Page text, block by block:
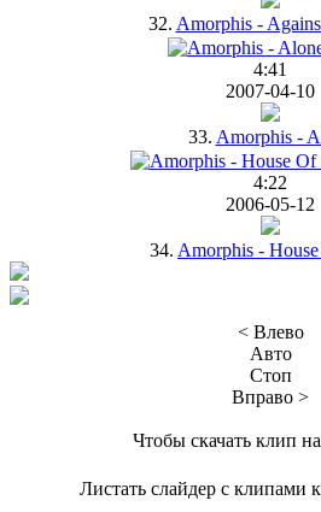
32. Amorphis -
4:41
2007-04-10
33. Amorphis -
4:22
2006-05-12
34. Amorphis -
< Влево
Авто
Стоп
Вправо >
Чтобы скачать клип
Листать слайдер с клипами